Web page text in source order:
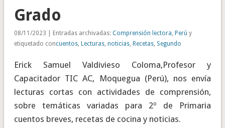
Grado
08/11/2023 | Entradas archivadas: Comprensión lectora, Perú y
etiquetado concuentos, Lecturas, noticias, Recetas, Segundo
Erick Samuel Valdivieso Coloma,Profesor y
Capacitador TIC AC, Moquegua (Perú), nos envía
lecturas cortas con actividades de comprensión,
sobre temáticas variadas para 2º de Primaria
cuentos breves, recetas de cocina y noticias.